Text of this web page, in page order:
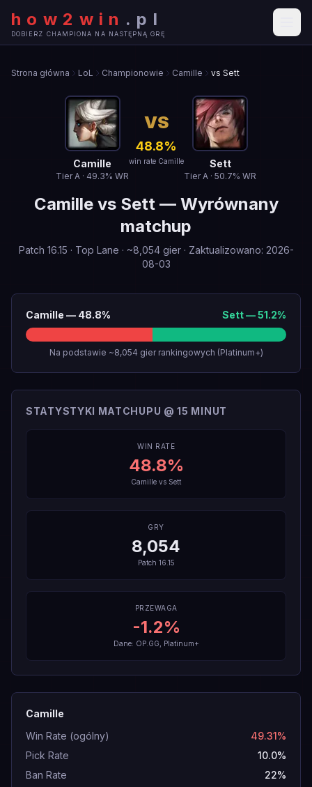
how2win . pl
DOBIERZ CHAMPIONA NA NASTĘPNĄ GRĘ
Strona główna LoL Championowie Camille vs Sett
Camille
TierA · 49.3% WR
VS
48.8%
win rate Camille Sett
TierA · 50.7% WR
Camillevs Sett— Wyrównany
matchup
Patch 16.15 · Top Lane · ~8,054 gier· Zaktualizowano: 2026-
08-03
Camille — 48.8% Sett—51.2%
Na podstawie ~8,054 gier rankingowych (Platinum+)
STATYSTYKI MATCHUPU @ 15 MINUT
WIN RATE
48.8%
Camille vs Sett
GRY
8,054
Patch 16.15
PRZEWAGA
-1.2%
Dane: OP.GG, Platinum+
Camille
Win Rate (ogólny)
49.31%
Pick Rate
10.0%
Ban Rate
22%